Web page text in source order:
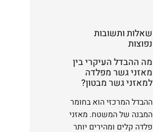
שאלות ותשובות
נפוצות
מה ההבדל העיקרי בין
מאזני גשר מפלדה
למאזני גשר מבטון?
ההבדל המרכזי הוא בחומר
המבנה של המשטח. מאזני
פלדה קלים ומהירים יותר